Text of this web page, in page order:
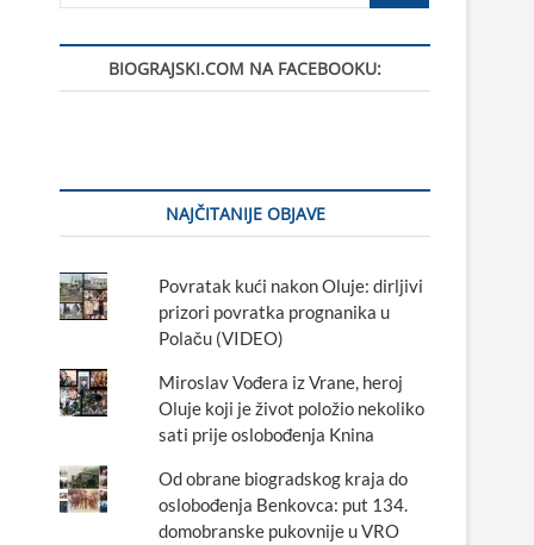
BIOGRAJSKI.COM NA FACEBOOKU:
NAJČITANIJE OBJAVE
Povratak kući nakon Oluje: dirljivi
prizori povratka prognanika u
Polaču (VIDEO)
Miroslav Vođera iz Vrane, heroj
Oluje koji je život položio nekoliko
sati prije oslobođenja Knina
Od obrane biogradskog kraja do
oslobođenja Benkovca: put 134.
domobranske pukovnije u VRO